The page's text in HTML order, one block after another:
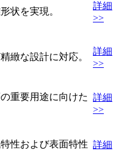
状を実現。
詳細
>>
緻な設計に対応。
詳細
>>
重要用途に向けた 詳細
>>
性および表面特性 詳細